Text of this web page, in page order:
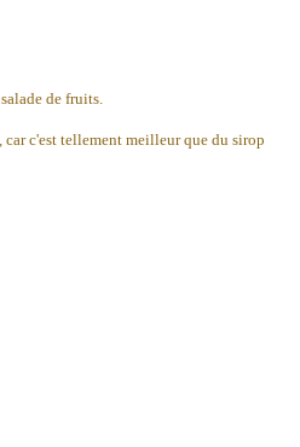
de fruits.
car c'est tellement meilleur que du sirop